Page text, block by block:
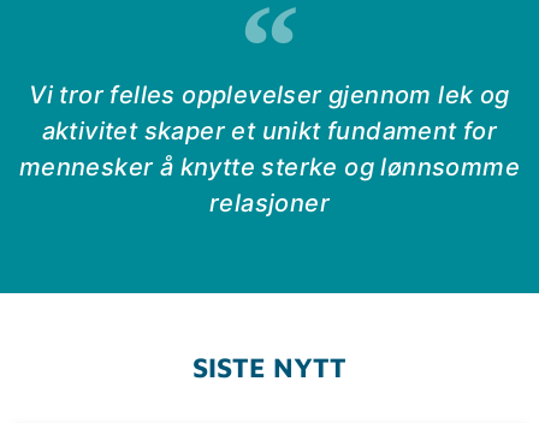
Vi tror felles opplevelser gjennom lek og
aktivitet skaper et unikt fundament for
mennesker å knytte sterke og lønnsomme
relasjoner
SISTE NYTT